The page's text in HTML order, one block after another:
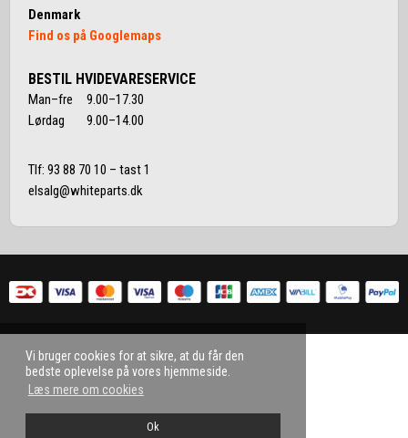
Vi bruger cookies for at sikre, at du får den
bedste oplevelse på vores hjemmeside.
Læs mere om cookies
Ok
Denmark
Find os på Googlemaps
BESTIL HVIDEVARESERVICE
Man–fre 9.00–17.30
Lørdag 9.00–14.00
Tlf: 93 88 70 10 – tast 1
elsalg@whiteparts.dk